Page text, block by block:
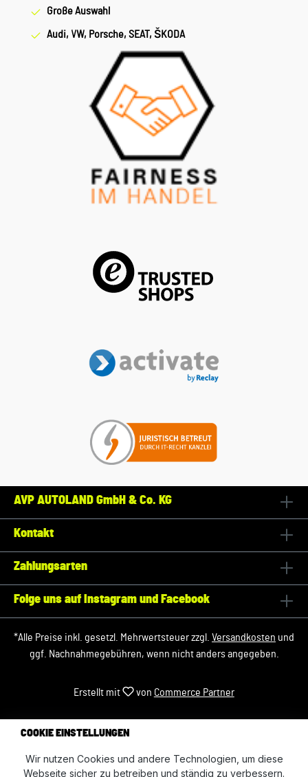
Große Auswahl
Audi, VW, Porsche, SEAT, ŠKODA
AVP AUTOLAND GmbH & Co. KG
Kontakt
Zahlungsarten
Folge uns auf Instagram und Facebook
*Alle Preise inkl. gesetzl. Mehrwertsteuer zzgl. Versandkosten und
ggf. Nachnahmegebühren, wenn nicht anders angegeben.
Erstellt mit von Commerce Partner
COOKIE EINSTELLUNGEN
Wir nutzen Cookies und andere Technologien, um diese
Webseite sicher zu betreiben und ständig zu verbessern.